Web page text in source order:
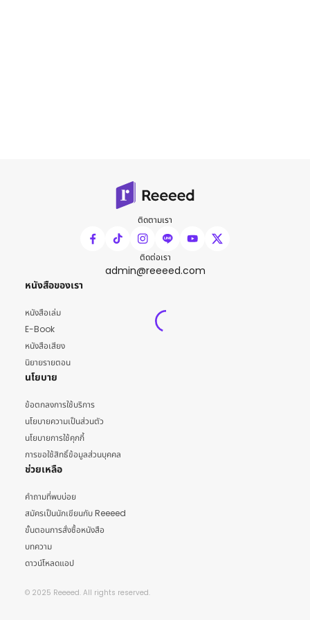
ติดตามเรา
ติดต่อเรา
admin@reeeed.com
หนังสือของเรา
หนังสือเล่ม
E-Book
หนังสือเสียง
นิยายรายตอน
นโยบาย
ข้อตกลงการใช้บริการ
นโยบายความเป็นส่วนตัว
นโยบายการใช้คุกกี้
การขอใช้สิทธิ์ข้อมูลส่วนบุคคล
ช่วยเหลือ
คำถามที่พบบ่อย
สมัครเป็นนักเขียนกับ Reeeed
ขั้นตอนการสั่งซื้อหนังสือ
บทความ
ดาวน์โหลดแอป
© 2025 Reeeed. All rights reserved.